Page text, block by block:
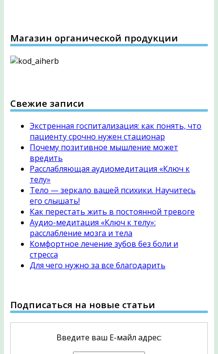
Магазин органической продукции
Свежие записи
Экстренная госпитализация: как понять, что
пациенту срочно нужен стационар
Почему позитивное мышление может
вредить
Расслабляющая аудиомедитация «Ключ к
телу»
Тело — зеркало вашей психики. Научитесь
его слышать!
Как перестать жить в постоянной тревоге
Аудио-медитация «Ключ к телу»:
расслабление мозга и тела
Комфортное лечение зубов без боли и
стресса
Для чего нужно за все благодарить
Подписаться на новые статьи
Введите ваш Е-майл адрес: